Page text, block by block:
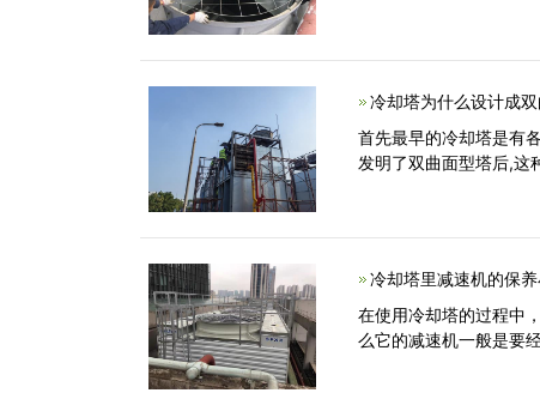
冷却塔为什么设计成
首先最早的冷却塔是有
发明了双曲面型塔后,这
冷却塔里减速机的保
在使用冷却塔的过程中
么它的减速机一般是要